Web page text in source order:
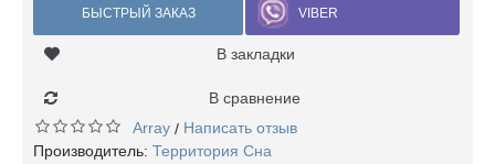
БЫСТРЫЙ ЗАКАЗ VIBER
В закладки
В сравнение
Array / Написать отзыв
Производитель: Территория Сна